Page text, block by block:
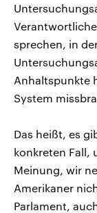
sprechen, in
Anhaltspunkte
System
Das heißt, es
konkreten Fall,
Meinung, wir
Amerikaner
Parlament,